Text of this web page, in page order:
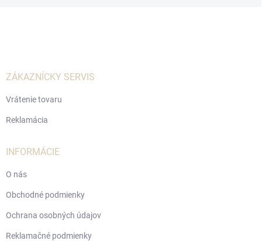
ZÁKAZNÍCKY SERVIS
Vrátenie tovaru
Reklamácia
INFORMÁCIE
O nás
Obchodné podmienky
Ochrana osobných údajov
Reklamačné podmienky